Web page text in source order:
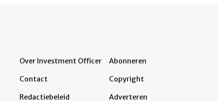
Over Investment Officer
Contact
Redactiebeleid
Abonneren
Copyright
Adverteren